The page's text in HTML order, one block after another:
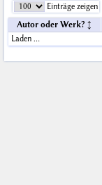
Einträge zeigen
Autor oder Werk?
Laden …